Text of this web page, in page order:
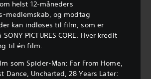
helst 12-måneders
medlemskab, og modtag
kan indløses til film, som er
PICTURES CORE. Hver kredit
til én film.
som Spider-Man: Far From Home,
Dance, Uncharted, 28 Years Later: